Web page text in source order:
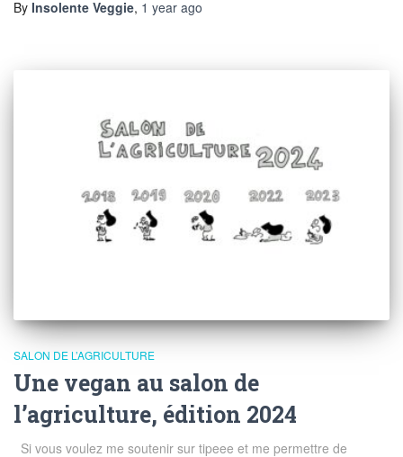
By Insolente Veggie, 1 year ago
SALON DE L’AGRICULTURE
Une vegan au salon de
l’agriculture, édition 2024
Si vous voulez me soutenir sur tipeee et me permettre de